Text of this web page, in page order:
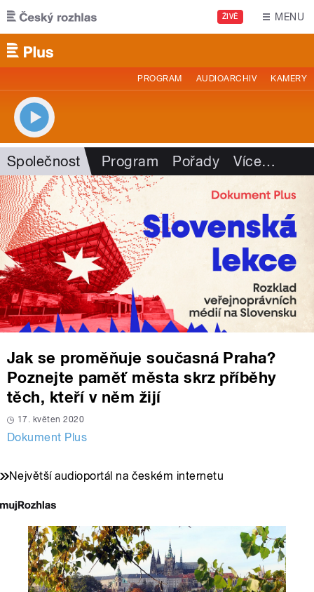
Přejít k hlavnímu obsahu
ŽIVĚ MENU
PROGRAM AUDIOARCHIV KAMERY
Společnost Program Pořady Více…
Jak se proměňuje současná Praha?
Poznejte paměť města skrz příběhy
těch, kteří v něm žijí
17. květen 2020
Dokument Plus
Největší audioportál na českém internetu